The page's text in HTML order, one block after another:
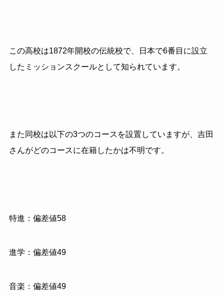
この高校は1872年開校の伝統校で、日本で6番目に設立
したミッションスクールとして知られています。
また同校は以下の3つのコースを設置していますが、吉田
さんがどのコースに在籍したかは不明です。
特進：偏差値58
進学：偏差値49
音楽：偏差値49